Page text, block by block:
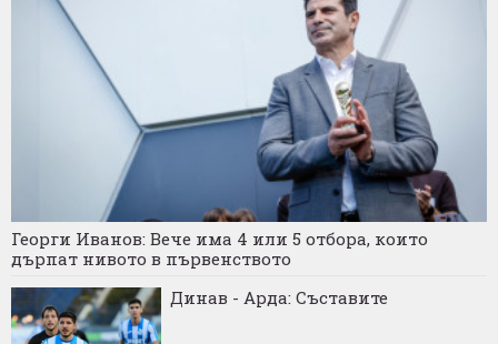
Георги Иванов: Вече има 4 или 5 отбора, които
дърпат нивото в първенството
Динав - Арда: Съставите